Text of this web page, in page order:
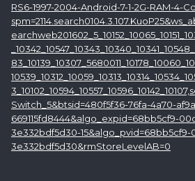
RS6-1997-2004-Android-7-1-2G-RAM-4-
Switch_5&btsid=480f5f36-76fa-4a70-
669115fd8444&algo_expid=68bb5cf9-
3e332bdf5d30-
3e332bdf5d30&rmStoreLevelAB=0